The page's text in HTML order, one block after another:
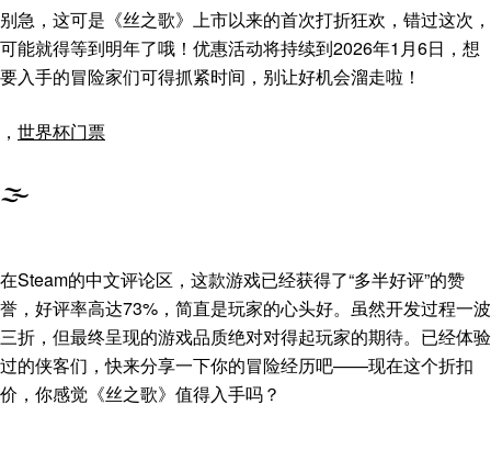
别急，这可是《丝之歌》上市以来的首次打折狂欢，错过这次，
可能就得等到明年了哦！优惠活动将持续到2026年1月6日，想
要入手的冒险家们可得抓紧时间，别让好机会溜走啦！
， 世界杯门票
🌫️
在Steam的中文评论区，这款游戏已经获得了“多半好评”的赞
誉，好评率高达73%，简直是玩家的心头好。虽然开发过程一波
三折，但最终呈现的游戏品质绝对对得起玩家的期待。已经体验
过的侠客们，快来分享一下你的冒险经历吧——现在这个折扣
价，你感觉《丝之歌》值得入手吗？